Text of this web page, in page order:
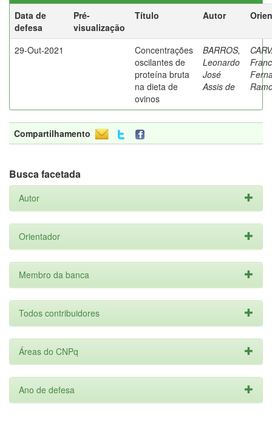
Data de
defesa
Pré-
visualização
Título Autor
29-Out-2021
Concentrações
oscilantes de
proteína bruta
na dieta de
ovinos
BARROS,
Leonardo
José
Assis de
Compartilhamento
Busca facetada
Autor
Orientador
Membro da banca
Todos contribuidores
Áreas do CNPq
Ano de defesa